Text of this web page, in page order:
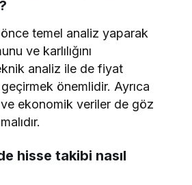
önce temel analiz yaparak
ve karlılığını
analiz ile de fiyat
önemlidir. Ayrıca
ekonomik veriler de göz
hisse takibi nasıl